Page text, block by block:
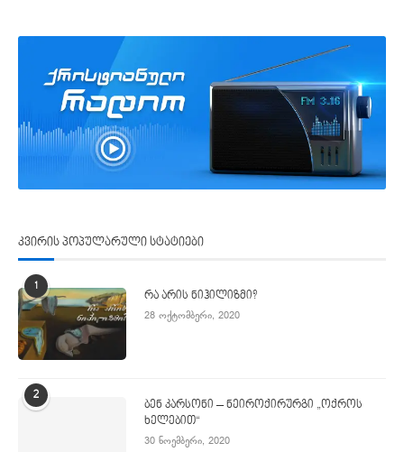
კვირის პოპულარული სტატიები
1
რა არის ნიჰილიზმი?
28 ოქტომბერი, 2020
2
ბენ კარსონი – ნეიროქირურგი „ოქროს
ხელებით“
30 ნოემბერი, 2020